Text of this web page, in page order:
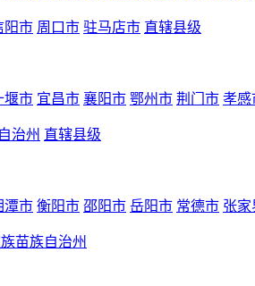
阳市 周口市 驻马店市 直辖县级
堰市 宜昌市 襄阳市 鄂州市 荆门市 孝感
治州 直辖县级
潭市 衡阳市 邵阳市 岳阳市 常德市 张家
苗族自治州